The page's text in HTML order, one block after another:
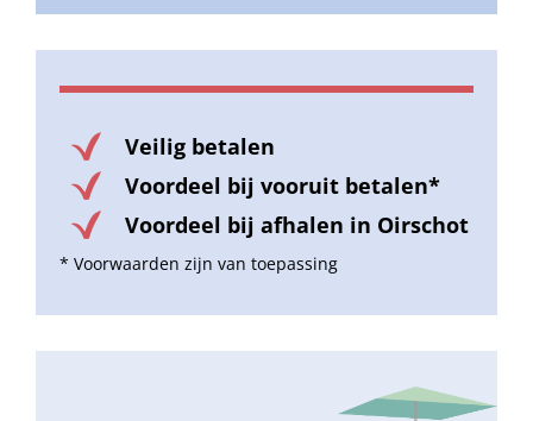
Veilig betalen
Voordeel bij vooruit betalen*
Voordeel bij afhalen in Oirschot
* Voorwaarden zijn van toepassing